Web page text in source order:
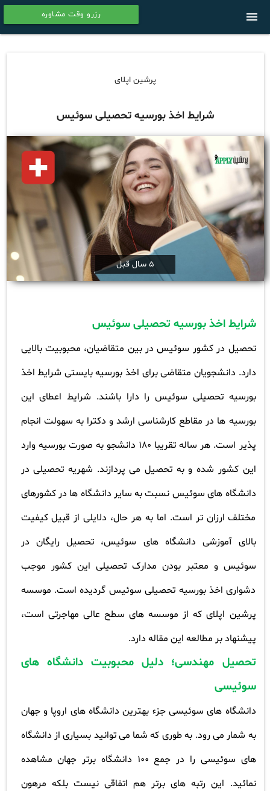
رزرو وقت مشاوره menu
پرشین اپلای
شرایط اخذ بورسیه تحصیلی سوئیس
5 سال قبل
شرایط اخذ بورسیه تحصیلی سوئیس
تحصیل در کشور سوئیس در بین متقاضیان، محبوبیت بالایی
دارد. دانشجویان متقاضی برای اخذ بورسیه بایستی شرایط اخذ
بورسیه تحصیلی سوئیس را دارا باشند. شرایط اعطای این
بورسیه ها در مقاطع کارشناسی ارشد و دکترا به سهولت انجام
پذیر است. هر ساله تقریبا 180 دانشجو به صورت بورسیه وارد
این کشور شده و به تحصیل می پردازند. شهریه تحصیلی در
دانشگاه های سوئیس نسبت به سایر دانشگاه ها در کشورهای
مختلف ارزان تر است. اما به هر حال، دلایلی از قبیل کیفیت
بالای آموزشی دانشگاه های سوئیس، تحصیل رایگان در
سوئیس و معتبر بودن مدارک تحصیلی این کشور موجب
دشواری اخذ بورسیه تحصیلی سوئیس گردیده است. موسسه
پرشین اپلای که از موسسه های سطح عالی مهاجرتی است،
پیشنهاد بر مطالعه این مقاله دارد.
تحصیل مهندسی؛ دلیل محبوبیت دانشگاه های
سوئیسی
دانشگاه های سوئیسی جزء بهترین دانشگاه های اروپا و جهان
به شمار می رود. به طوری که شما می توانید بسیاری از دانشگاه
های سوئیسی را در جمع 100 دانشگاه برتر جهان مشاهده
نمائید. این رتبه های برتر هم اتفاقی نیست بلکه مرهون